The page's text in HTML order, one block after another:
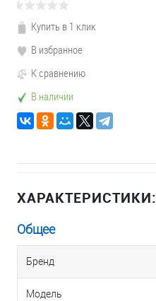
Купить в 1 клик
В избранное
К сравнению
В наличии
ХАРАКТЕРИСТИКИ:
Общее
Бренд
Модель